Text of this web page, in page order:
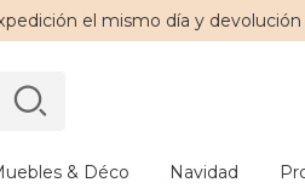
el mismo día y devolución
& Déco Navidad